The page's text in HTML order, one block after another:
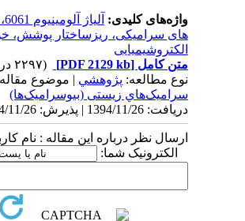
واژه‌های کلیدی:
آلیاژ
های سرامیکی، ریزساختار پوشش،
الکتروشیمیایی
متن کامل[PDF 2129 kb]
نوع مطالعه:پژوهشي| موضوع مقاله:
سراميک‌هاي زیستی (بیوسرامیک‌ها)
دریافت: 1394/11/26 | پذیرش: 1394/11/26
ارسال نظر درباره این مقاله : نام
الکترونیک شما: